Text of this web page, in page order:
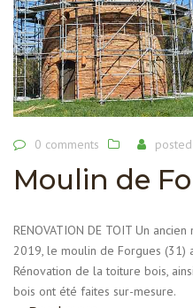
0 comments
Moulin de
RENOVATION DE TOIT Un
2019, le moulin de Forgues
Rénovation de la toiture bois,
bois ont été faites sur-mesure.